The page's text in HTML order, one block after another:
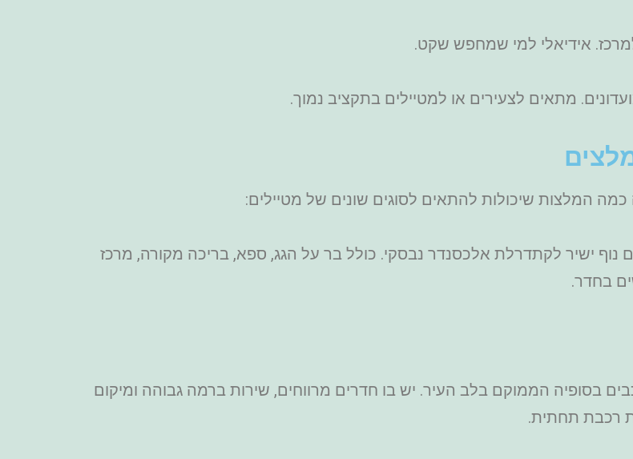
מתאים לצעירים או למטיילים בתקציב נמוך.
כמה המלצות שיכולות להתאים לסוגים שונים של מטיילים:
עם נוף ישיר לקתדרלת אלכסנדר נבסקי. כולל בר על הגג, ספא, בריכה מקורה, מרכז
קלאסי ויוקרתי ברמת 5 כוכבים בסופיה הממוקם בלב העיר. יש בו חדרים מרווחים, שירות ברמה גבוהה ומיקום
רכבת תחתית.